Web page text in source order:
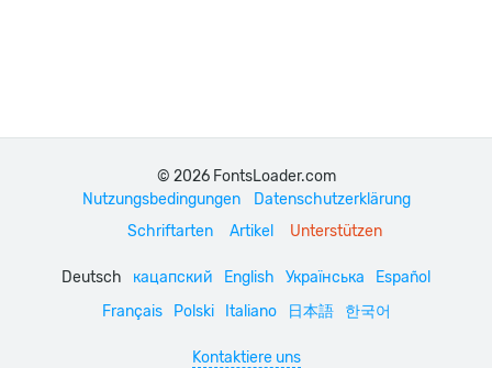
© 2026 FontsLoader.com
Nutzungsbedingungen
Datenschutzerklärung
Schriftarten
Artikel Unterstützen
Deutsch кацапский English Українська
Español
Français
Polski Italiano 日本語 한국어
Kontaktiere uns